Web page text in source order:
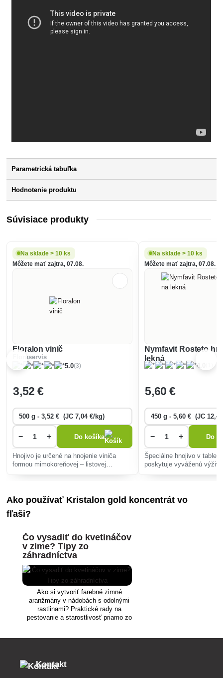
Parametrická tabuľka
Hodnotenie produktu
Súvisiace produkty
Na sklade > 10 ks
Môžete mať zajtra, 07.08.
Floralon vinič
Floraservis
5.0(3)
3,52 €
− + Do košíka
Hnojivo je určené na hnojenie viniča
formou mimokoreňovej – listovej
Na sklade > 10 ks
Môžete mať zajtra, 07.08.
Nymfavit Rosteto
lekná
4.0
5,60 €
− + Do
Špeciálne hnojivo v
poskytuje vyváženú
Ako používať Kristalon gold koncentrát vo
fľaši?
Čo vysadiť do kvetináčov
v zime? Tipy zo
záhradníctva
Ako si vytvoriť farebné zimné
aranžmány v nádobách s odolnými
rastlinami? Praktické rady na
pestovanie a starostlivosť priamo zo
Kontakt